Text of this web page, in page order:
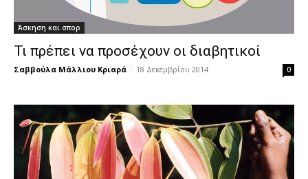
Άσκηση και σπορ
Τι πρέπει να προσέχουν οι διαβητικοί
Σαββούλα Μάλλιου Κριαρά - 18 Δεκεμβρίου 2014 0